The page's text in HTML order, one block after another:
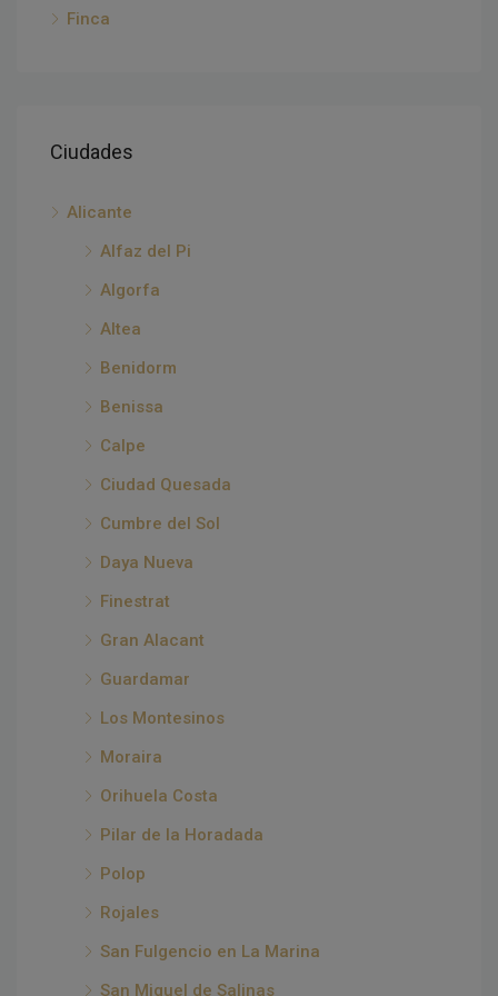
Finca
Ciudades
Alicante
Alfaz del Pi
Algorfa
Altea
Benidorm
Benissa
Calpe
Ciudad Quesada
Cumbre del Sol
Daya Nueva
Finestrat
Gran Alacant
Guardamar
Los Montesinos
Moraira
Orihuela Costa
Pilar de la Horadada
Polop
Rojales
San Fulgencio en La Marina
San Miguel de Salinas